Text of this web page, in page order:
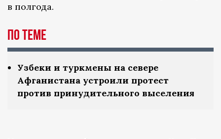
в полгода.
По теме
Узбеки и туркмены на севере
Афганистана устроили протест
против принудительного выселения